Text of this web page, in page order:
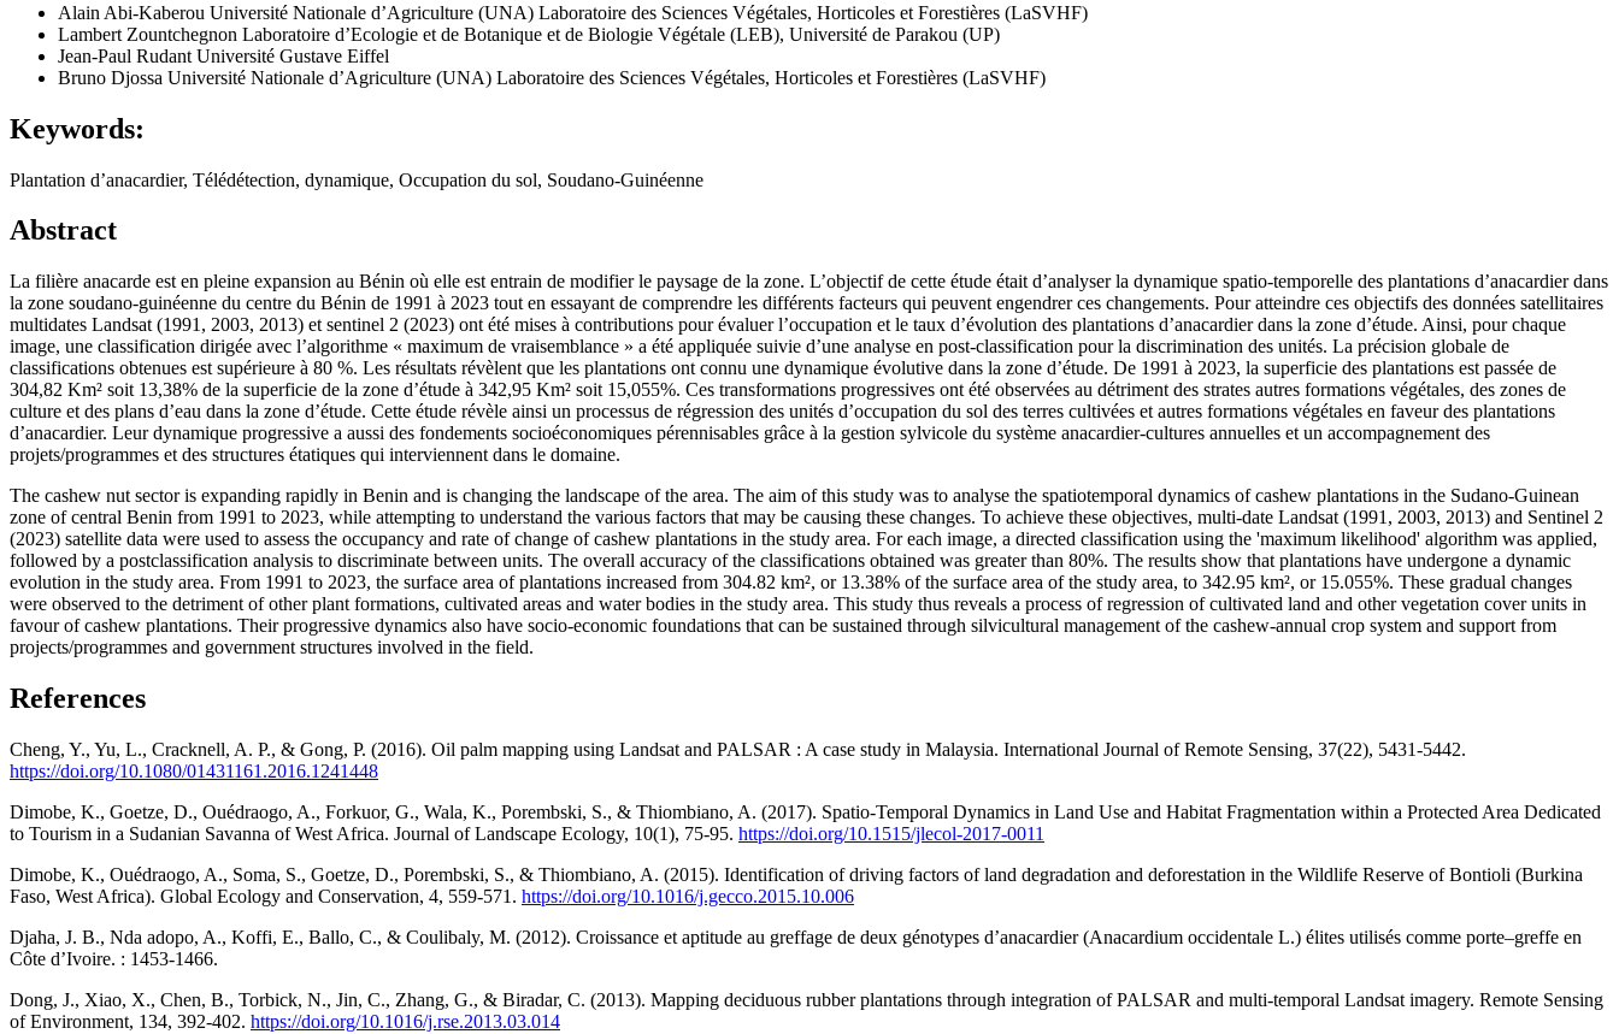
Alain Abi-Kaberou Université Nationale d’Agriculture (UNA) Laboratoire des Sciences Végétales, Horticoles et Forestières (LaSVHF)
Lambert Zountchegnon Laboratoire d’Ecologie et de Botanique et de Biologie Végétale (LEB), Université de Parakou (UP)
Jean-Paul Rudant Université Gustave Eiffel
Bruno Djossa Université Nationale d’Agriculture (UNA) Laboratoire des Sciences Végétales, Horticoles et Forestières (LaSVHF)
Keywords:
Plantation d’anacardier, Télédétection, dynamique, Occupation du sol, Soudano-Guinéenne
Abstract
La filière anacarde est en pleine expansion au Bénin où elle est entrain de modifier le paysage de la zone. L’objectif de cette étude était d’analyser la dynamique spatio-temporelle des plantations d’anacardier dans
la zone soudano-guinéenne du centre du Bénin de 1991 à 2023 tout en essayant de comprendre les différents facteurs qui peuvent engendrer ces changements. Pour atteindre ces objectifs des données satellitaires
multidates Landsat (1991, 2003, 2013) et sentinel 2 (2023) ont été mises à contributions pour évaluer l’occupation et le taux d’évolution des plantations d’anacardier dans la zone d’étude. Ainsi, pour chaque
image, une classification dirigée avec l’algorithme « maximum de vraisemblance » a été appliquée suivie d’une analyse en post-classification pour la discrimination des unités. La précision globale de
classifications obtenues est supérieure à 80 %. Les résultats révèlent que les plantations ont connu une dynamique évolutive dans la zone d’étude. De 1991 à 2023, la superficie des plantations est passée de
304,82 Km² soit 13,38% de la superficie de la zone d’étude à 342,95 Km² soit 15,055%. Ces transformations progressives ont été observées au détriment des strates autres formations végétales, des zones de
culture et des plans d’eau dans la zone d’étude. Cette étude révèle ainsi un processus de régression des unités d’occupation du sol des terres cultivées et autres formations végétales en faveur des plantations
d’anacardier. Leur dynamique progressive a aussi des fondements socioéconomiques pérennisables grâce à la gestion sylvicole du système anacardier-cultures annuelles et un accompagnement des
projets/programmes et des structures étatiques qui interviennent dans le domaine.
The cashew nut sector is expanding rapidly in Benin and is changing the landscape of the area. The aim of this study was to analyse the spatiotemporal dynamics of cashew plantations in the Sudano-Guinean
zone of central Benin from 1991 to 2023, while attempting to understand the various factors that may be causing these changes. To achieve these objectives, multi-date Landsat (1991, 2003, 2013) and Sentinel 2
(2023) satellite data were used to assess the occupancy and rate of change of cashew plantations in the study area. For each image, a directed classification using the 'maximum likelihood' algorithm was applied,
followed by a postclassification analysis to discriminate between units. The overall accuracy of the classifications obtained was greater than 80%. The results show that plantations have undergone a dynamic
evolution in the study area. From 1991 to 2023, the surface area of plantations increased from 304.82 km², or 13.38% of the surface area of the study area, to 342.95 km², or 15.055%. These gradual changes
were observed to the detriment of other plant formations, cultivated areas and water bodies in the study area. This study thus reveals a process of regression of cultivated land and other vegetation cover units in
favour of cashew plantations. Their progressive dynamics also have socio-economic foundations that can be sustained through silvicultural management of the cashew-annual crop system and support from
projects/programmes and government structures involved in the field.
References
Cheng, Y., Yu, L., Cracknell, A. P., & Gong, P. (2016). Oil palm mapping using Landsat and PALSAR : A case study in Malaysia. International Journal of Remote Sensing, 37(22), 5431‑5442.
https://doi.org/10.1080/01431161.2016.1241448
Dimobe, K., Goetze, D., Ouédraogo, A., Forkuor, G., Wala, K., Porembski, S., & Thiombiano, A. (2017). Spatio-Temporal Dynamics in Land Use and Habitat Fragmentation within a Protected Area Dedicated
to Tourism in a Sudanian Savanna of West Africa. Journal of Landscape Ecology, 10(1), 75‑95. https://doi.org/10.1515/jlecol-2017-0011
Dimobe, K., Ouédraogo, A., Soma, S., Goetze, D., Porembski, S., & Thiombiano, A. (2015). Identification of driving factors of land degradation and deforestation in the Wildlife Reserve of Bontioli (Burkina
Faso, West Africa). Global Ecology and Conservation, 4, 559‑571. https://doi.org/10.1016/j.gecco.2015.10.006
Djaha, J. B., Nda adopo, A., Koffi, E., Ballo, C., & Coulibaly, M. (2012). Croissance et aptitude au greffage de deux génotypes d’anacardier (Anacardium occidentale L.) élites utilisés comme porte–greffe en
Côte d’Ivoire. : 1453-1466.
Dong, J., Xiao, X., Chen, B., Torbick, N., Jin, C., Zhang, G., & Biradar, C. (2013). Mapping deciduous rubber plantations through integration of PALSAR and multi-temporal Landsat imagery. Remote Sensing
of Environment, 134, 392‑402. https://doi.org/10.1016/j.rse.2013.03.014